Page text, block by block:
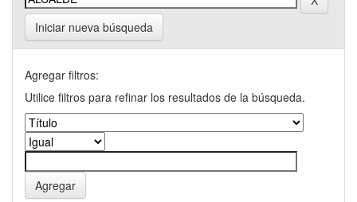
Iniciar nueva búsqueda
Agregar filtros:
Utilice filtros para refinar los resultados de la búsqueda.